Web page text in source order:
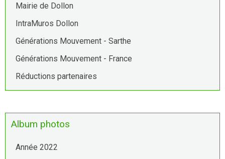
Mairie de Dollon
IntraMuros Dollon
Générations Mouvement - Sarthe
Générations Mouvement - France
Réductions partenaires
Album photos
Année 2022